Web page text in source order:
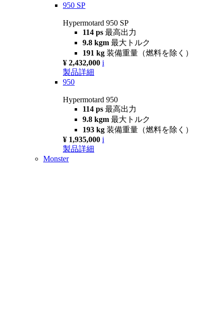
950 SP
Hypermotard 950 SP
114 ps 最高出力
9.8 kgm 最大トルク
191 kg 装備重量（燃料を除く）
¥ 2,432,000 i
製品詳細
950
Hypermotard 950
114 ps 最高出力
9.8 kgm 最大トルク
193 kg 装備重量（燃料を除く）
¥ 1,935,000 i
製品詳細
Monster